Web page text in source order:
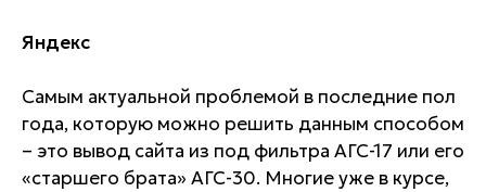
Яндекс
Самым актуальной проблемой в последние пол
года, которую можно решить данным способом
– это вывод сайта из под фильтра АГС-17 или его
«старшего брата» АГС-30. Многие уже в курсе,